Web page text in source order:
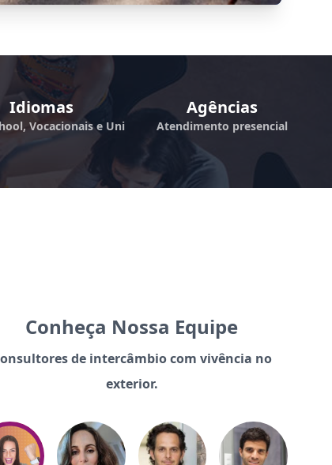
Idiomas
Vocacionais e Uni
Agências
Atendimento presencial
Conheça Nossa Equipe
de intercâmbio com vivência no
exterior.